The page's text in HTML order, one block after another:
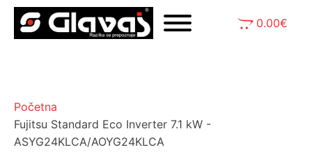
0.00€
Početna
Fujitsu Standard Eco Inverter 7.1 kW -
ASYG24KLCA/AOYG24KLCA